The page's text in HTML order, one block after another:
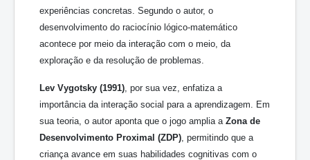
experiências concretas. Segundo o autor, o
desenvolvimento do raciocínio lógico-matemático
acontece por meio da interação com o meio, da
exploração e da resolução de problemas.
Lev Vygotsky (1991) , por sua vez, enfatiza a
importância da interação social para a aprendizagem. Em
sua teoria, o autor aponta que o jogo amplia a Zona de
Desenvolvimento Proximal (ZDP) , permitindo que a
criança avance em suas habilidades cognitivas com o